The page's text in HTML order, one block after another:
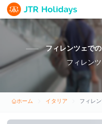
フィレンツェで
フィレン
ホーム イタリア フィレ